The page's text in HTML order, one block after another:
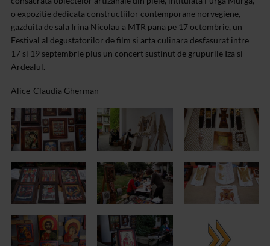
o expozitie dedicata constructiilor contemporane norvegiene,
gazduita de sala Irina Nicolau a MTR pana pe 17 octombrie, un
Festival al degustatorilor de film si arta culinara desfasurat intre
17 si 19 septembrie plus un concert sustinut de grupurile Iza si
Ardealul.
Alice-Claudia Gherman